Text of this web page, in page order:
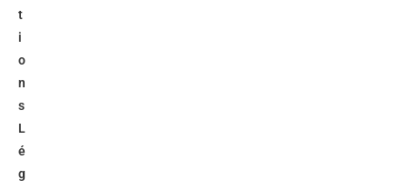
t
i
o
n
s
L
é
g